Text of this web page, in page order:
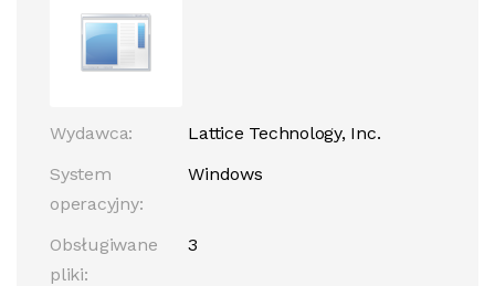
Wydawca:
Lattice Technology, Inc.
System
operacyjny:
Windows
Obsługiwane
pliki:
3